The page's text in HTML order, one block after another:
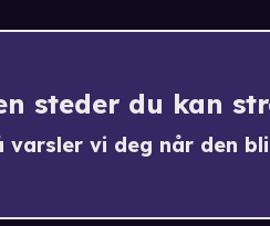
steder du kan
varsler vi deg når den